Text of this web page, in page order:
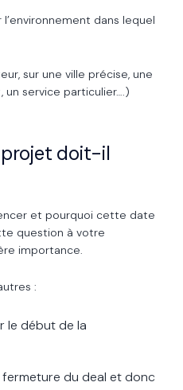
dans lequel
sur une ville précise, une
un service particulier….)
projet doit-il
et pourquoi cette date
question à votre
importance.
:
le début de la
du deal et donc